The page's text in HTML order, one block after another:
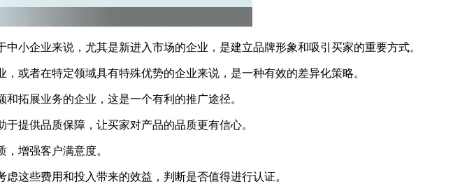
小企业来说，尤其是新进入市场的企业，是建立品牌形象和吸引买家的重要方式。
或者在特定领域具有特殊优势的企业来说，是一种有效的差异化策略。
拓展业务的企业，这是一个有利的推广途径。
提供品质保障，让买家对产品的品质更有信心。
增强客户满意度。
这些费用和投入带来的效益，判断是否值得进行认证。